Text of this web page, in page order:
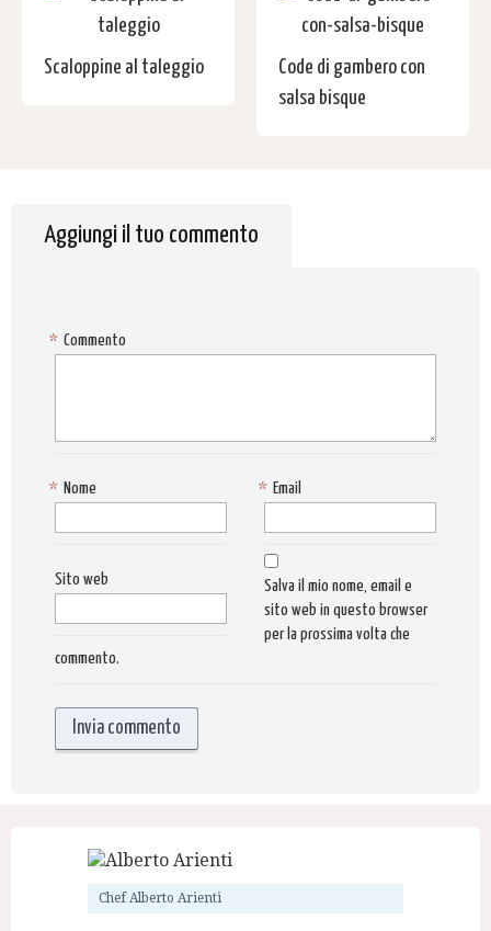
Scaloppine al taleggio
Code di gambero con
salsa bisque
Aggiungi il tuo commento
Commento
*
Nome
* Email
*
Sito web
Salva il mio nome, email e
sito web in questo browser
per la prossima volta che
commento.
Chef Alberto Arienti